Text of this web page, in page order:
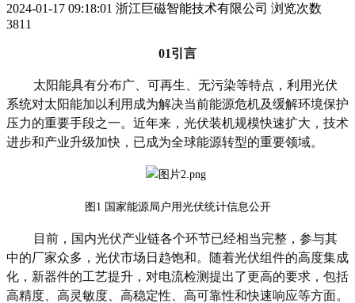
2024-01-17 09:18:01 浙江巨磁智能技术有限公司 浏览次数
3811
01引言
太阳能具有分布广、可再生、无污染等特点， 利用光伏
系统对太阳能加以利用 成为解决当前能源危机及缓解环境保护
压力的重要手段之一。近年来， 光伏装机规模快速扩大，技术
进步和产业升级加快，已成为全球能源转型的重要领域。
图 1 国家能源局户用光伏统计信息公开
目前，国内光伏产业链各个环节已经相当完整，参与其
中的厂家众多，光伏市场 日趋饱和。 随着光伏组件的高度集成
化，新器件的工艺提升， 对电流检测提出了更高的要求，包括
高精度、高灵敏度、高稳定性、高可靠性和快速响应等方面。